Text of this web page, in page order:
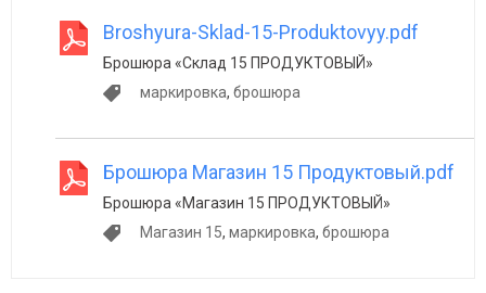
Broshyura-Sklad-15-Produktovyy.pdf
Брошюра «Склад 15 ПРОДУКТОВЫЙ»
маркировка, брошюра
Брошюра Магазин 15 Продуктовый.pdf
Брошюра «Магазин 15 ПРОДУКТОВЫЙ»
Магазин 15, маркировка, брошюра